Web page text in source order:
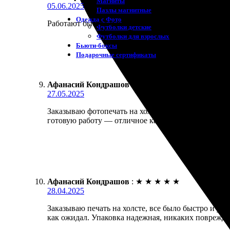
Пазлы магнитные
Одежда с Фото
Футболки детские
Футболки для взрослых
Бьюти-боксы
Подарочные сертификаты
05.06.2025
Работают быстро и качественно. Сделала заказ
Афанасий Кондрашов
27.05.2025
Заказываю фотопечать на холсте. Сначала выбрал
готовую работу — отличное качество, цвета
Афанасий Кондрашов : ★ ★ ★ ★ ★
28.04.2025
Заказываю печать на холсте, все было быстро и
как ожидал. Упаковка надежная, никаких